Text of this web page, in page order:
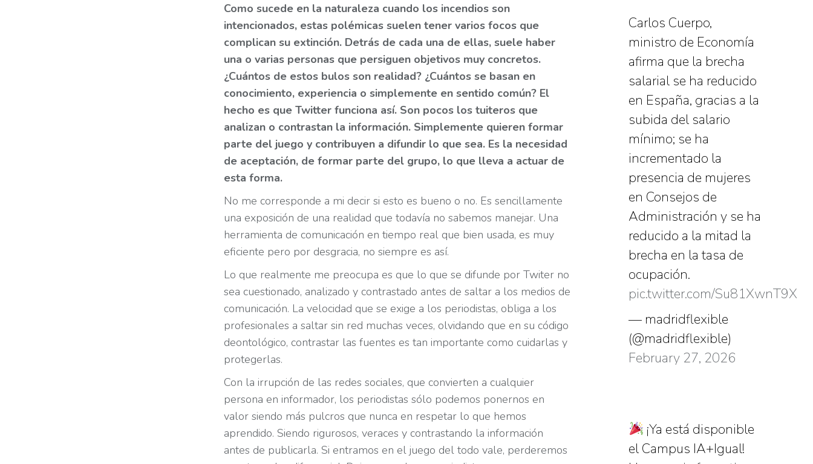
Como sucede en la naturaleza cuando los incendios son
intencionados, estas polémicas suelen tener varios focos que
complican su extinción. Detrás de cada una de ellas, suele haber
una o varias personas que persiguen objetivos muy concretos.
¿Cuántos de estos bulos son realidad? ¿Cuántos se basan en
conocimiento, experiencia o simplemente en sentido común? El
hecho es que Twitter funciona así. Son pocos los tuiteros que
analizan o contrastan la información. Simplemente quieren formar
parte del juego y contribuyen a difundir lo que sea. Es la necesidad
de aceptación, de formar parte del grupo, lo que lleva a actuar de
esta forma.
No me corresponde a mi decir si esto es bueno o no. Es sencillamente
una exposición de una realidad que todavía no sabemos manejar. Una
herramienta de comunicación en tiempo real que bien usada, es muy
eficiente pero por desgracia, no siempre es así.
Lo que realmente me preocupa es que lo que se difunde por Twiter no
sea cuestionado, analizado y contrastado antes de saltar a los medios de
comunicación. La velocidad que se exige a los periodistas, obliga a los
profesionales a saltar sin red muchas veces, olvidando que en su código
deontológico, contrastar las fuentes es tan importante como cuidarlas y
protegerlas.
Con la irrupción de las redes sociales, que convierten a cualquier
persona en informador, los periodistas sólo podemos ponernos en
valor siendo más pulcros que nunca en respetar lo que hemos
aprendido. Siendo rigurosos, veraces y contrastando la información
antes de publicarla. Si entramos en el juego del todo vale, perderemos
Carlos Cuerpo,
ministro de Economía
afirma que la brecha
salarial se ha reducido
en España, gracias a la
subida del salario
mínimo; se ha
incrementado la
presencia de mujeres
en Consejos de
Administración y se ha
reducido a la mitad la
brecha en la tasa de
ocupación.
pic.twitter.com/Su81XwnT9X
— madridflexible
(@madridflexible)
February 27, 2026
¡Ya está disponible
el Campus IA+Igual!